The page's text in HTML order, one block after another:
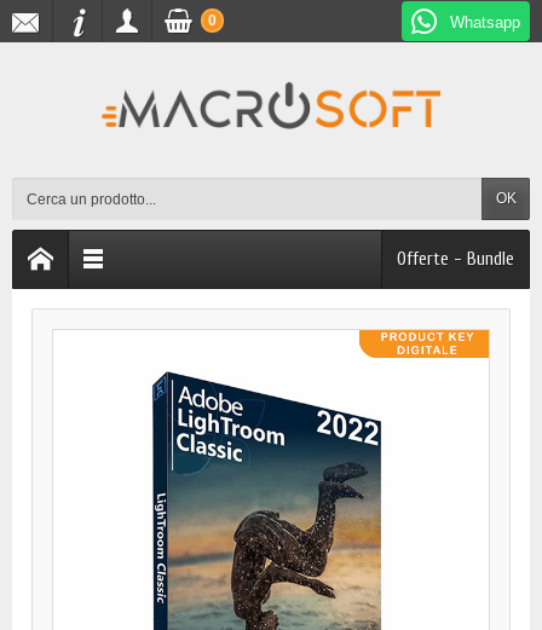
Whatsapp
OK
0
Offerte - Bundle